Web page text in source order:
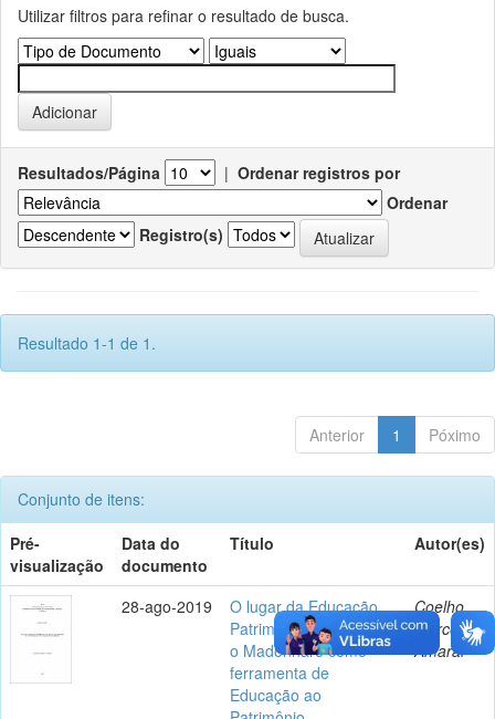
Utilizar filtros para refinar o resultado de busca.
Resultados/Página | Ordenar registros por
Ordenar
Registro(s)
Resultado 1-1 de 1.
Anterior 1 Póximo
Conjunto de itens:
Pré-
visualização
Data do
documento
Título Autor(es)
28-ago-2019
O lugar da Educação
Patrimonial na escola:
o Madonnaro como
ferramenta de
Educação ao
Coelho,
Marcelo
Amaral